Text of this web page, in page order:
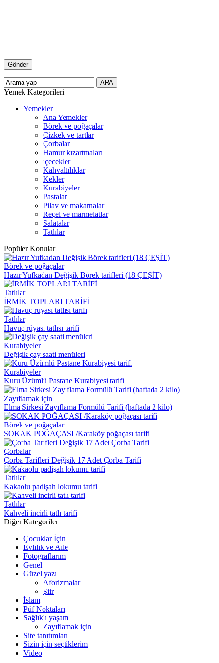
Yemek Kategorileri
Yemekler
Ana Yemekler
Börek ve poğaçalar
Çizkek ve tartlar
Çorbalar
Hamur kızartmaları
içecekler
Kahvaltılıklar
Kekler
Kurabiyeler
Pastalar
Pilav ve makarnalar
Reçel ve marmelatlar
Salatalar
Tatlılar
Popüler Konular
Börek ve poğaçalar
Hazır Yufkadan Değişik Börek tarifleri (18 ÇEŞİT)
Tatlılar
İRMİK TOPLARI TARİFİ
Tatlılar
Havuç rüyası tatlısı tarifi
Kurabiyeler
Değişik çay saati menüleri
Kurabiyeler
Kuru Üzümlü Pastane Kurabiyesi tarifi
Zayıflamak için
Elma Sirkesi Zayıflama Formülü Tarifi (haftada 2 kilo)
Börek ve poğaçalar
SOKAK POĞAÇASI /Karaköy poğaçası tarifi
Çorbalar
Çorba Tarifleri Değişik 17 Adet Çorba Tarifi
Tatlılar
Kakaolu padişah lokumu tarifi
Tatlılar
Kahveli incirli tatlı tarifi
Diğer Kategoriler
Çocuklar İçin
Evlilik ve Aile
Fotograflarım
Genel
Güzel yazı
Aforizmalar
Şiir
İslam
Püf Noktaları
Sağlıklı yaşam
Zayıflamak için
Site tanıtımları
Sizin için seçtiklerim
Video